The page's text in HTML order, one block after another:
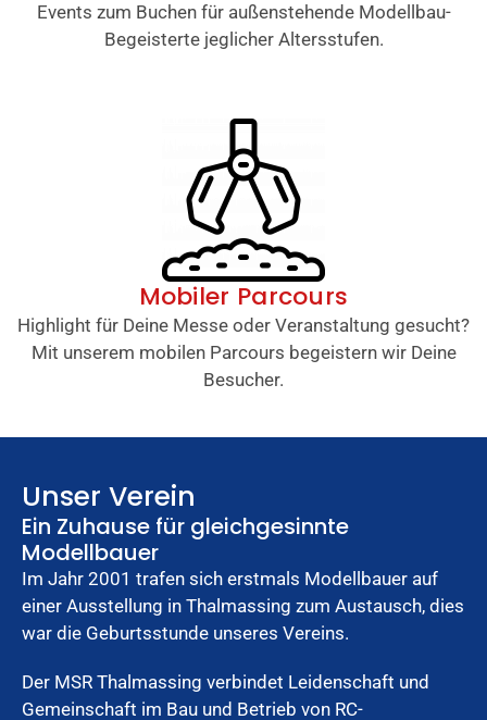
Events zum Buchen für außenstehende Modellbau-
Begeisterte jeglicher Altersstufen.
Mobiler Parcours
Highlight für Deine Messe oder Veranstaltung gesucht?
Mit unserem mobilen Parcours begeistern wir Deine
Besucher.
Unser Verein
Ein Zuhause für gleichgesinnte
Modellbauer
Im Jahr 2001 trafen sich erstmals Modellbauer auf
einer Ausstellung in Thalmassing zum Austausch, dies
war die Geburtsstunde unseres Vereins.
Der MSR Thalmassing verbindet Leidenschaft und
Gemeinschaft im Bau und Betrieb von RC-